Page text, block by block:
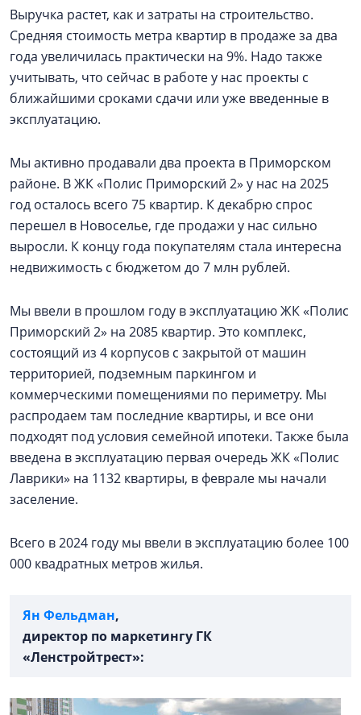
Выручка растет, как и затраты на строительство.
Средняя стоимость метра квартир в продаже за два
года увеличилась практически на 9%. Надо также
учитывать, что сейчас в работе у нас проекты с
ближайшими сроками сдачи или уже введенные в
эксплуатацию.
Мы активно продавали два проекта в Приморском
районе. В ЖК «Полис Приморский 2» у нас на 2025
год осталось всего 75 квартир. К декабрю спрос
перешел в Новоселье, где продажи у нас сильно
выросли. К концу года покупателям стала интересна
недвижимость с бюджетом до 7 млн рублей.
Мы ввели в прошлом году в эксплуатацию ЖК «Полис
Приморский 2» на 2085 квартир. Это комплекс,
состоящий из 4 корпусов с закрытой от машин
территорией, подземным паркингом и
коммерческими помещениями по периметру. Мы
распродаем там последние квартиры, и все они
подходят под условия семейной ипотеки. Также была
введена в эксплуатацию первая очередь ЖК «Полис
Лаврики» на 1132 квартиры, в феврале мы начали
заселение.
Всего в 2024 году мы ввели в эксплуатацию более 100
000 квадратных метров жилья.
Ян Фельдман,
директор по маркетингу ГК
«Ленстройтрест»: